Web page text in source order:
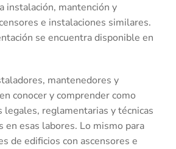
instalación, mantención y
e instalaciones similares.
se encuentra disponible en
mantenedores y
conocer y comprender como
legales, reglamentarias y técnicas
en esas labores. Lo mismo para
de edificios con ascensores e